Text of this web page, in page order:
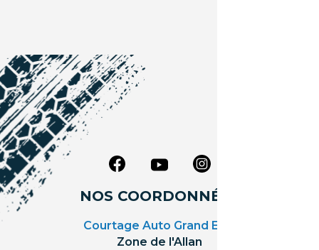
NOS COORDONNÉES
Courtage Auto Grand Est
Zone de l'Allan